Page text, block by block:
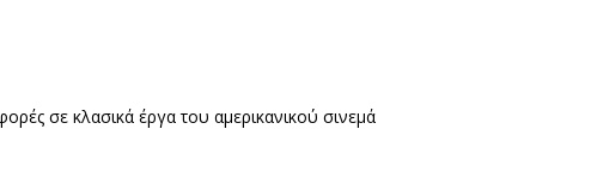
σε κλασικά έργα του αμερικανικού σινεμά